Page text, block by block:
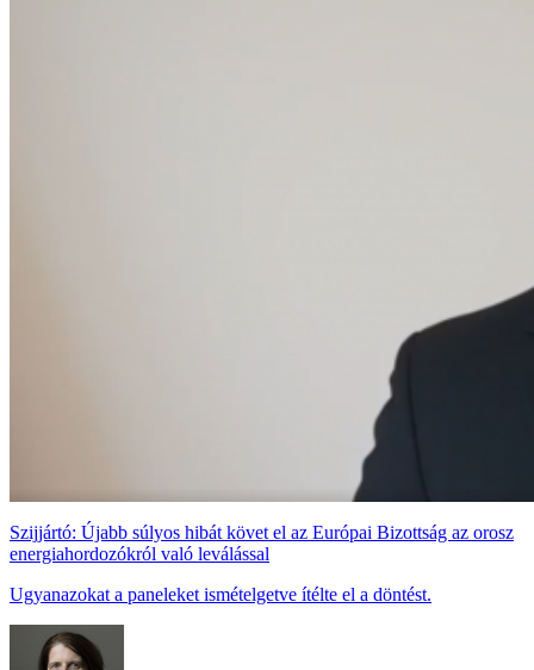
Szijjártó: Újabb súlyos hibát követ el az Európai Bizottság az orosz
energiahordozókról való leválással
Ugyanazokat a paneleket ismételgetve ítélte el a döntést.